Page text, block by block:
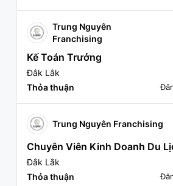
Trung Nguyên
Franchising
Kế Toán Trưởng
Đắk Lắk
Thỏa thuận
Trung Nguyên Franchising
Chuyên Viên Kinh Doanh Du
Đắk Lắk
Thỏa thuận